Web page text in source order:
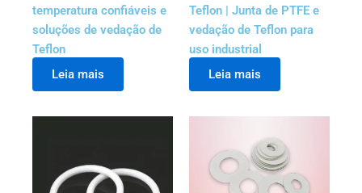
temperatura confiáveis e
soluções de vedação de
Teflon
Leia mais
Teflon | Junta de PTFE e
vedação de Teflon para
uso industrial
Leia mais